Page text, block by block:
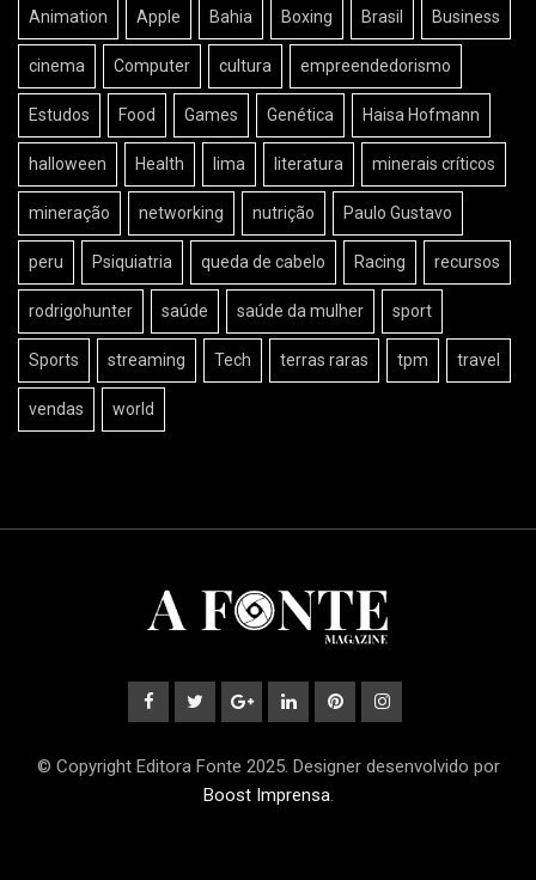
Animation Apple Bahia Boxing Brasil Business
cinema Computer cultura empreendedorismo
Estudos Food Games Genética Haisa Hofmann
halloween Health lima literatura minerais críticos
mineração networking nutrição Paulo Gustavo
peru Psiquiatria queda de cabelo Racing recursos
rodrigohunter saúde saúde da mulher sport
Sports streaming Tech terras raras tpm travel
vendas world
© Copyright Editora Fonte 2025. Designer desenvolvido por
Boost Imprensa.